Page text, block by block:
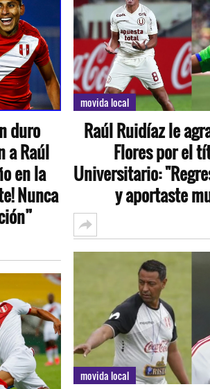
duro
a Raúl
en la
Nunca
movida local
Raúl Ruidíaz le
Flores por el
Universitario:
y aportaste
movida local